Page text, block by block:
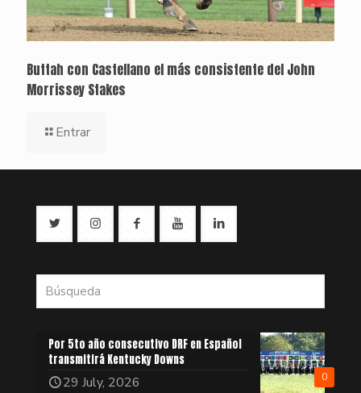
Buttah con Castellano el más consistente del John
Morrissey Stakes
Entrar
0
Por 5to año consecutivo DRF en Español
transmitirá Kentucky Downs
29 July, 2026